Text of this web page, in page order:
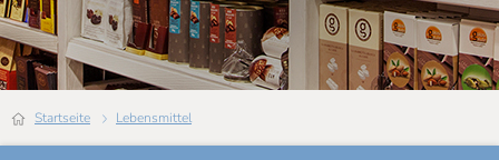
Startseite Lebensmittel
Vigoni